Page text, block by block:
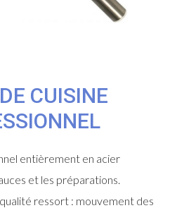
CUISINE
entièrement en acier
et les préparations.
ressort : mouvement des